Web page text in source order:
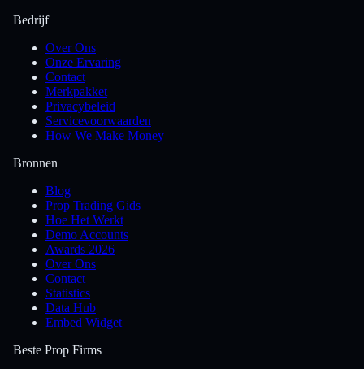
Bedrijf
Over Ons
Onze Ervaring
Contact
Merkpakket
Privacybeleid
Servicevoorwaarden
How We Make Money
Bronnen
Blog
Prop Trading Gids
Hoe Het Werkt
Demo Accounts
Awards 2026
Over Ons
Contact
Statistics
Data Hub
Embed Widget
Beste Prop Firms